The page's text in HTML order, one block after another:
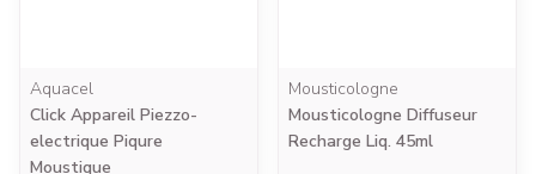
Aquacel
Click Appareil Piezzo-
electrique Piqure
Moustique
Mousticologne
Mousticologne Diffuseur
Recharge Liq. 45ml